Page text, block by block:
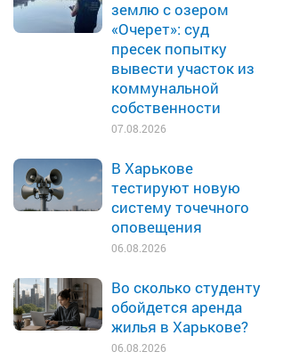
землю с озером
«Очерет»: суд
пресек попытку
вывести участок из
коммунальной
собственности
07.08.2026
В Харькове
тестируют новую
систему точечного
оповещения
06.08.2026
Во сколько студенту
обойдется аренда
жилья в Харькове?
06.08.2026